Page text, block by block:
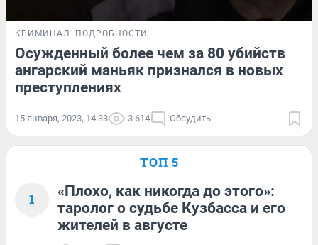
КРИМИНАЛ ПОДРОБНОСТИ
Осужденный более чем за 80 убийств
ангарский маньяк признался в новых
преступлениях
15 января, 2023, 14:33 3 614 Обсудить
ТОП 5
1
«Плохо, как никогда до этого»:
таролог о судьбе Кузбасса и его
жителей в августе